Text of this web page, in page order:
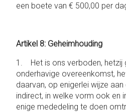
een boete van € 500,00 per
Artikel 8: Geheimhouding
1. Het is ons verboden, hetzij
onderhavige overeenkomst,
daarvan, op enigerlei wijze
indirect, in welke vorm ook en
enige mededeling te doen